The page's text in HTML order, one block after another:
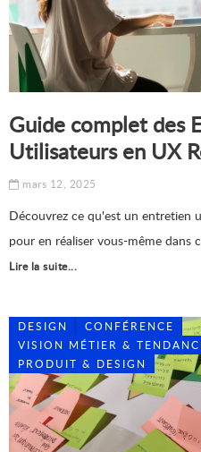
Guide complet des
Utilisateurs en UX
mars 12, 2025
Découvrez ce qu'est un entretien
pour en réaliser vous-même dans
Lire la suite...
DESIGN
CONFÉRENCE
VISION MÉTIER &
PRODUIT & DESIGN